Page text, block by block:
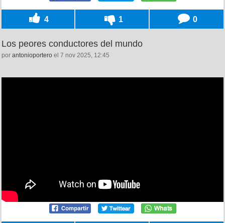
4 1 0
Los peores conductores del mundo
por antonioportero el 7 nov 2025, 12:45